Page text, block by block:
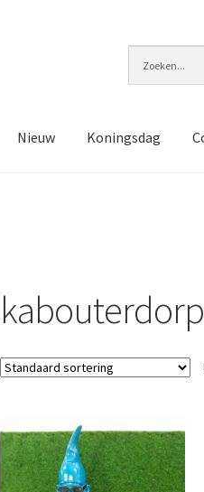
Nieuw Koningsdag
kabouterdorp